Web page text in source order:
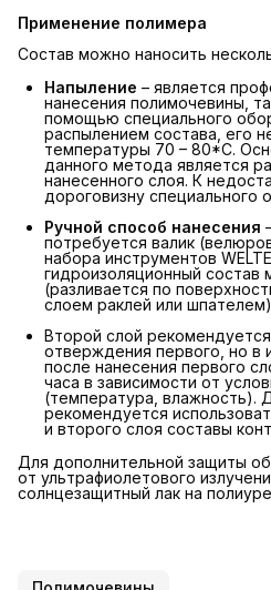
Применение полимера
Состав можно наносить
Напыление – является
нанесения полимочевины,
помощью специального
распылением состава, его
температуры 70 – 80*С.
данного метода является
нанесенного слоя. К
дороговизну специального
Ручной способ нанесения
потребуется валик
набора инструментов
гидроизоляционный состав
(разливается по
слоем раклей или
Второй слой
отверждения первого, но в
после нанесения первого
часа в зависимости от
(температура, влажность).
рекомендуется
и второго слоя составы
Для дополнительной защиты
от ультрафиолетового
солнцезащитный лак на